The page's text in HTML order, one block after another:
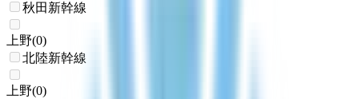
秋田新幹線
上野(0)
北陸新幹線
上野(0)